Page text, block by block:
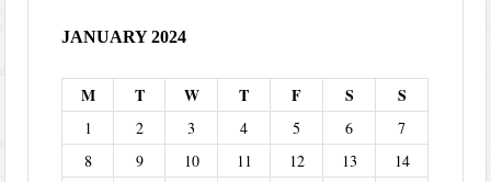
JANUARY 2024
M T W T F S S
1 2 3 4 5 6
7
8
9 10 11 12 13
14